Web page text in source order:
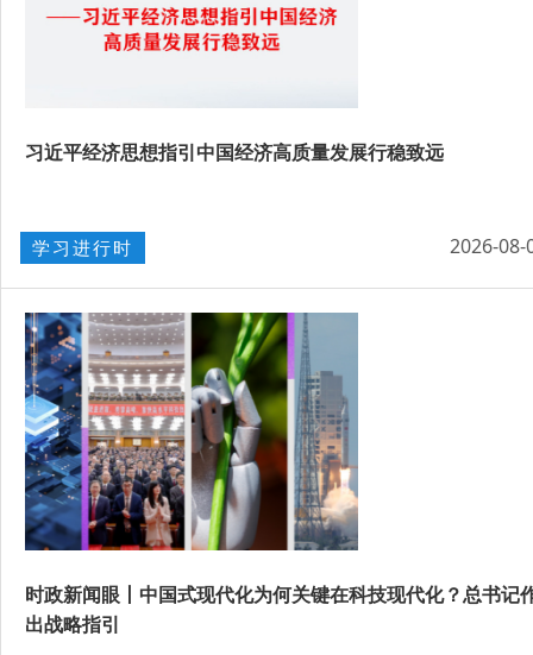
习近平经济思想指引中国经济高质量发展行稳致远
学习进行时 2026-08-
时政新闻眼丨中国式现代化为何关键在科技现代化？总书记
出战略指引